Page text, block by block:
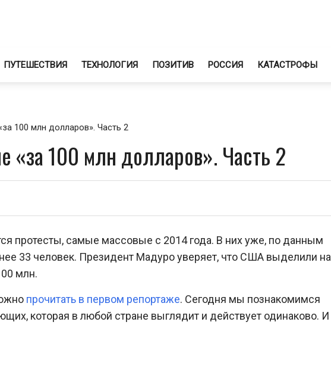
ПУТЕШЕСТВИЯ ТЕХНОЛОГИЯ ПОЗИТИВ РОССИЯ КАТАСТРОФЫ
100 млн долларов». Часть 2
«за 100 млн долларов». Часть 2
протесты, самые массовые с 2014 года. В них уже, по данным
33 человек. Президент Мадуро уверяет, что США выделили на
млн.
прочитать в первом репортаже. Сегодня мы познакомимся
которая в любой стране выглядит и действует одинаково. И